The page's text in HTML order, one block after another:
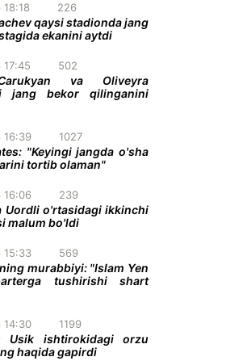
226
qaysi stadionda jang
ekanini aytdi
502
va Oliveyra
jang bekor qilinganini
16:39 1027
"Keyingi jangda o'sha
tortib olaman"
239
Uordli o'rtasidagi ikkinchi
malum bo'ldi
15:33 569
murabbiyi: "Islam Yen
tushirishi shart
14:30 1199
Usik ishtirokidagi orzu
haqida gapirdi